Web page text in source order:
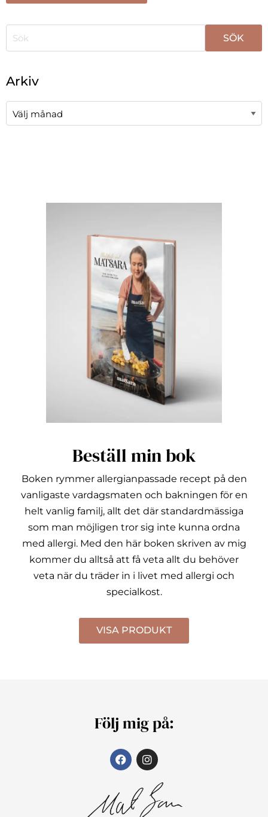
Arkiv
Beställ min bok
Boken rymmer allergianpassade recept på den
vanligaste vardagsmaten och bakningen för en
helt vanlig familj, allt det där standardmässiga
som man möjligen tror sig inte kunna ordna
med allergi. Med den här boken skriven av mig
kommer du alltså att få veta allt du behöver
veta när du träder in i livet med allergi och
specialkost.
VISA PRODUKT
Följ mig på: